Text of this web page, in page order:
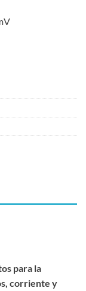
para la
corriente y